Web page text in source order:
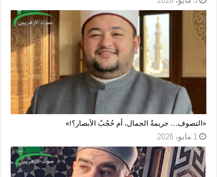
«التصوف… جريمةُ الجمال، أم حُجُبُ الأبصار؟!»
1 مايو، 2026